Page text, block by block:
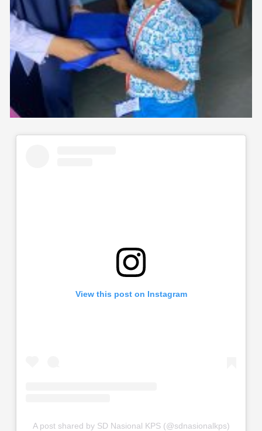
View this post on Instagram
A post shared by SD Nasional KPS (@sdnasionalkps)